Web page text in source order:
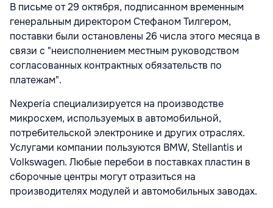
В письме от 29 октября, подписанном временным
генеральным директором Стефаном Тилгером,
поставки были остановлены 26 числа этого месяца в
связи с "неисполнением местным руководством
согласованных контрактных обязательств по
платежам".
Nexperia специализируется на производстве
микросхем, используемых в автомобильной,
потребительской электронике и других отраслях.
Услугами компании пользуются BMW, Stellantis и
Volkswagen. Любые перебои в поставках пластин в
сборочные центры могут отразиться на
производителях модулей и автомобильных заводах.